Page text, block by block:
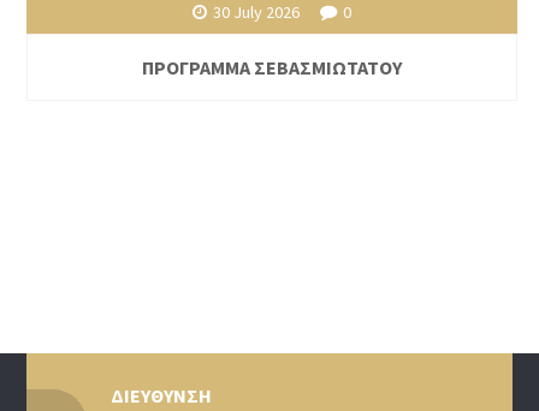
30 July 2026 0
ΠΡΟΓΡΑΜΜΑ ΣΕΒΑΣΜΙΩΤΑΤΟΥ
ΔΙΕΥΘΥΝΣΗ